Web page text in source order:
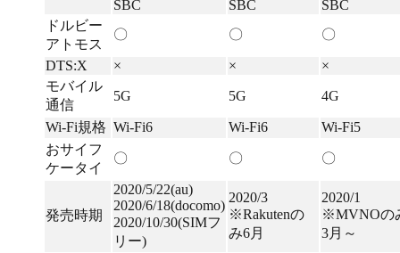
SBC SBC
SBC
ドルビー
アトモス
〇 〇 〇
DTS:X × ×
×
モバイル
通信
5G 5G 4G
Wi-Fi規格 Wi-Fi6 Wi-Fi6
Wi-Fi5
おサイフ
ケータイ
〇 〇 〇
発売時期
2020/5/22(au)
2020/6/18(docomo)
2020/10/30(SIMフ
リー)
2020/3
※Rakutenの
み6月
2020/1
※MVNOの
3月～